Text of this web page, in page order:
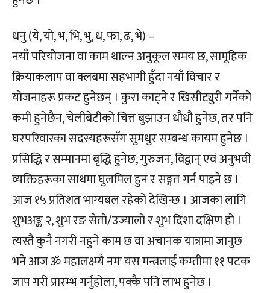
धनु (ये, यो, भ, भि, भु, ध, फा, ढ, भे) –
नयाँ परियोजना वा काम थाल्न अनुकूल समय छ, सामूहिक
क्रियाकलाप वा क्लबमा सहभागी हुँदा नयाँ विचार र
योजनाहरू प्रकट हुनेछन् । कुरा काट्ने र खिसीट्युरी गर्नेको
कमी हुनेछैन, चेलीबेटीको चित्त बुझाउन धौधौ हुनेछ, तर पनि
घरपरिवारका सदस्यहरूसँग सुमधुर सम्बन्ध कायम हुनेछ ।
प्रसिद्धि र सम्मानमा बृद्धि हुनेछ, गुरुजन, विद्वान् एवं अनुभवी
व्यक्तिहरूका साथमा घुलमिल हुन र सङ्गत गर्न पाइने छ ।
आज १५ प्रतिशत भाग्यबल रहेको देखिन्छ । आजका लागि
शुभअङ्क २, शुभ रङ सेतो/उज्यालो र शुभ दिशा दक्षिण हो ।
त्यस्तै कुनै नगरी नहुने काम छ वा अचानक यात्रामा जानुछ
भने आज ॐ महालक्ष्म्यै नमः यस मन्त्रलाई कम्तीमा ११ पटक
जाप गरी प्रारम्भ गर्नुहोला, पक्कै पनि लाभ हुनेछ ।